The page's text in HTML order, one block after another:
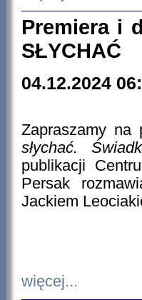
Premiera i
SŁYCHAĆ
04.12.2024
Zapraszamy
słychać.
publikacji
Persak
Jackiem
więcej...